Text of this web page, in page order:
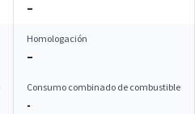
–
Homologación
–
Consumo combinado de combustible
-